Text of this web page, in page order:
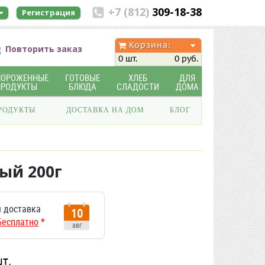
+7 (812) 309-18-38
Регистрация
Повторить заказ
Корзина:
0 шт.
0 руб.
ГОТОВЫЕ
БЛЮДА
ХЛЕБ
СЛАДОСТИ
ДЛЯ
ДОМА
ДОСТАВКА НА ДОМ БЛОГ
200г
*
10
авг